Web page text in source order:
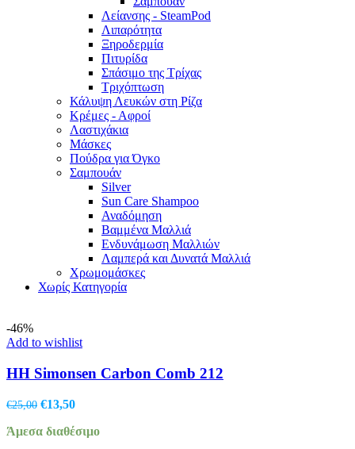
Λείανσης - SteamPod
Λιπαρότητα
Ξηροδερμία
Πιτυρίδα
Σπάσιμο της Τρίχας
Τριχόπτωση
Κάλυψη Λευκών στη Ρίζα
Κρέμες - Αφροί
Λαστιχάκια
Μάσκες
Πούδρα για Όγκο
Σαμπουάν
Silver
Sun Care Shampoo
Αναδόμηση
Βαμμένα Μαλλιά
Ενδυνάμωση Μαλλιών
Λαμπερά και Δυνατά Μαλλιά
Χρωμομάσκες
Χωρίς Κατηγορία
-46%
Add to wishlist
HH Simonsen Carbon Comb 212
€25,00 Original
was:
€13,50Η
τιμή
Άμεσα διαθέσιμο